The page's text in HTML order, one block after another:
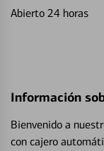
Abierto 24 horas
Información
Bienvenido a
con cajero